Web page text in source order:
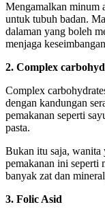
Mengamalkan minum
untuk tubuh badan.
dalaman yang boleh
menjaga
2. Complex
Complex
dengan kandungan
pemakanan seperti
pasta.
Bukan itu saja, wanita
pemakanan ini seperti
banyak zat dan
3. Folic Asid